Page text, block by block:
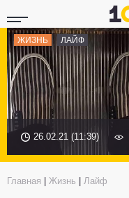
ЖИЗНЬ ЛАЙФ
26.02.21 (11:39)
Главная Жизнь Лайф